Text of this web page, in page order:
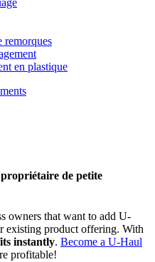
remorques
en plastique
propriétaire de petite
owners that want to add U-
existing product offering. With
instantly. Become a U-Haul
profitable!